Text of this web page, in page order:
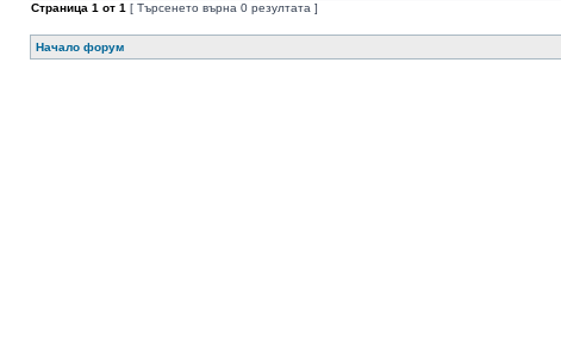
Страница 1 от 1 [ Търсенето върна 0 резултата ]
Начало форум